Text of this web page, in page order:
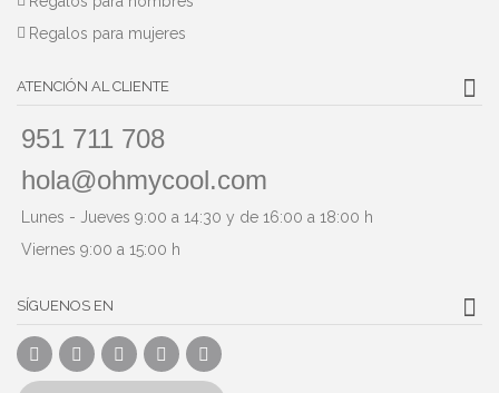
Regalos para mujeres
ATENCIÓN AL CLIENTE
951 711 708
hola@ohmycool.com
Lunes - Jueves 9:00 a 14:30 y de 16:00 a 18:00 h
Viernes 9:00 a 15:00 h
SÍGUENOS EN